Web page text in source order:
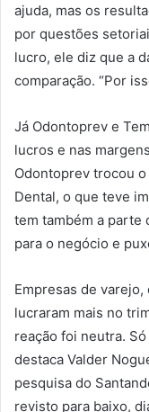
ajuda, mas os
por questões
lucro, ele diz que a
comparação. “Por
Já Odontoprev e
lucros e nas
Odontoprev trocou
Dental, o que teve
tem também a parte
para o negócio e
Empresas de
lucraram mais no
reação foi neutra.
destaca Valder
pesquisa do
revisto para baixo,